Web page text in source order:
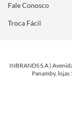
Fale Conosco
Troca Fácil
INBRANDS S.A |
Panamby, lojas